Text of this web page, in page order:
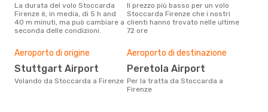
La durata del volo Stoccarda
Firenze è, in media, di 5 h and
40 m minuti, ma può cambiare a
seconda delle condizioni.
Il prezzo più basso per un volo
Stoccarda Firenze che i nostri
clienti hanno trovato nelle ultime
72 ore
Aeroporto di origine
Stuttgart Airport
Volando da Stoccarda a Firenze
Aeroporto di destinazione
Peretola Airport
Per la tratta da Stoccarda a
Firenze